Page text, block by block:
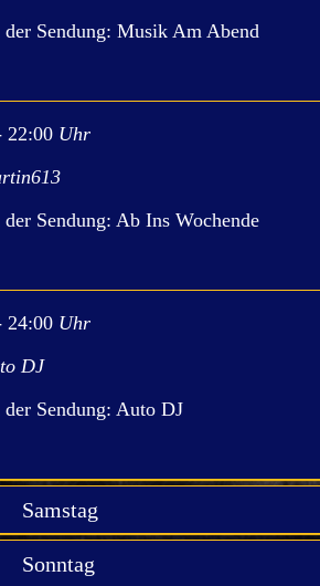
der Sendung: Musik Am Abend
22:00 Uhr
der Sendung: Ab Ins Wochende
24:00 Uhr
DJ
der Sendung: Auto DJ
Samstag
Sonntag